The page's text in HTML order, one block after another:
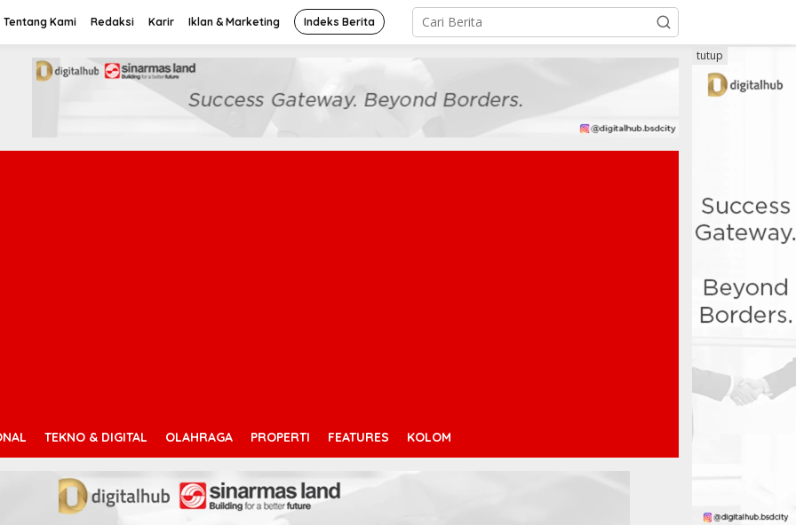
Tentang Kami Redaksi Karir Iklan & Marketing Indeks Berita
TEKNO & DIGITAL OLAHRAGA PROPERTI FEATURES KOLOM
tutup